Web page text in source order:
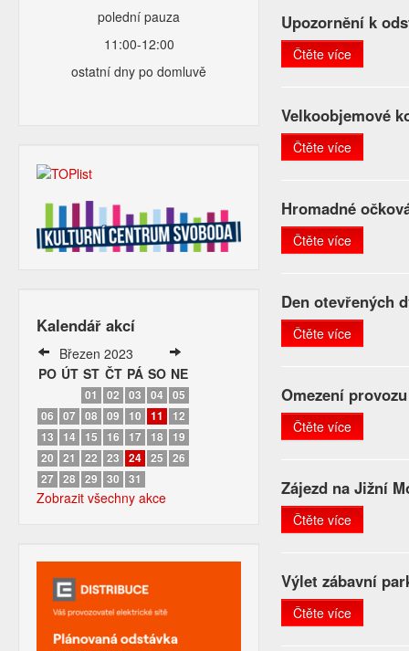
polední pauza
11:00-12:00
ostatní dny po domluvě
Kalendář akcí
Březen 2023
PO ÚT ST ČT PÁ SO NE
01 02 03 04
05
06
07 08 09 10 11
12
13
14 15 16 17 18
19
20
21 22 23 24 25
26
27 28 29 30 31
Zobrazit všechny akce
Upozornění k
Čtěte více
Velkoobjemové
Čtěte více
Hromadné
Čtěte více
Den otevřených
Čtěte více
Omezení
Čtěte více
Zájezd na Jižní
Čtěte více
Výlet zábavní
Čtěte více